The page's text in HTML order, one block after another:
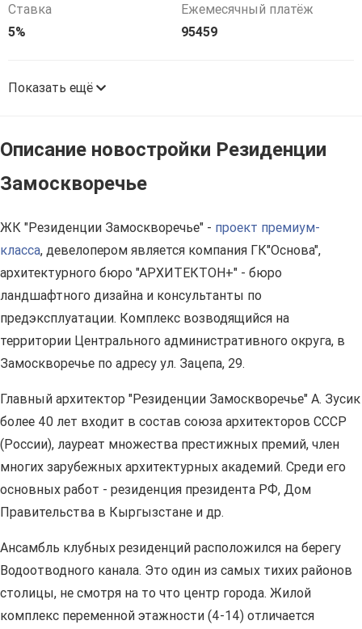
Ставка
5%
Ежемесячный платёж
95459
Показать ещё
Описание новостройки Резиденции
Замоскворечье
ЖК "Резиденции Замоскворечье" - проект премиум-
класса, девелопером является компания ГК"Основа",
архитектурного бюро "АРХИТЕКТОН+" - бюро
ландшафтного дизайна и консультанты по
предэксплуатации. Комплекс возводящийся на
территории Центрального административного округа, в
Замоскворечье по адресу ул. Зацепа, 29.
Главный архитектор "Резиденции Замоскворечье" А. Зусик
более 40 лет входит в состав союза архитекторов СССР
(России), лауреат множества престижных премий, член
многих зарубежных архитектурных академий. Среди его
основных работ - резиденция президента РФ, Дом
Правительства в Кыргызстане и др.
Ансамбль клубных резиденций расположился на берегу
Водоотводного канала. Это один из самых тихих районов
столицы, не смотря на то что центр города. Жилой
комплекс переменной этажности (4-14) отличается